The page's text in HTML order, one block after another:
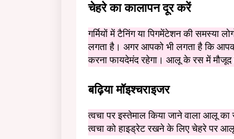
चेहरे का कालापन दूर करें
गर्मियों में टैनिंग या पिगमेंटेशन की समस्या
लगता है। अगर आपको भी लगता है कि
करना फायदेमंद रहेगा। आलू के रस में मौजूद
बढ़िया मॉइश्चराइजर
त्वचा पर इस्तेमाल किया जाने वाला आलू
त्वचा को हाइड्रेट रखने के लिए चेहरे पर